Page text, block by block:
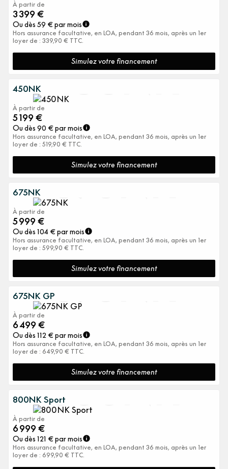
À partir de
3 399€
Ou dès 59 € par mois
Hors assurance facultative, en LOA, pendant 36 mois, après un 1er
loyer de : 339,90 € TTC.
Simulez votre financement
450NK 450NK
À partir de
5 199€
Ou dès 90 € par mois
Hors assurance facultative, en LOA, pendant 36 mois, après un 1er
loyer de : 519,90 € TTC.
Simulez votre financement
675NK 675NK
À partir de
5 999€
Ou dès 104 € par mois
Hors assurance facultative, en LOA, pendant 36 mois, après un 1er
loyer de : 599,90 € TTC.
Simulez votre financement
675NK GP675NK
À partir de
6 499€
Ou dès 112 € par mois
Hors assurance facultative, en LOA, pendant 36 mois, après un 1er
loyer de : 649,90 € TTC.
Simulez votre financement
800NK Sport800NK
À partir de
6 999€
Ou dès 121 € par mois
Hors assurance facultative, en LOA, pendant 36 mois, après un 1er
loyer de : 699,90 € TTC.